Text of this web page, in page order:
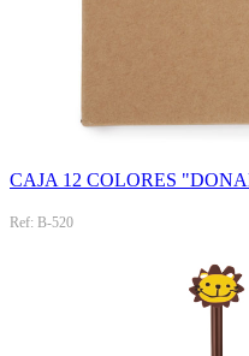
CAJA 12 COLORES
Ref: B-520